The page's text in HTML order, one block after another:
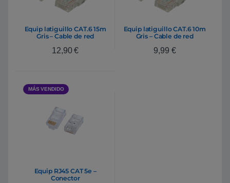
Equip latiguillo CAT.6 15m
Gris – Cable de red
12,90€
Equip latiguillo CAT.6 10m
Gris – Cable de red
9,99 €
MÁS VENDIDO
Equip RJ45 CAT 5e –
Conector